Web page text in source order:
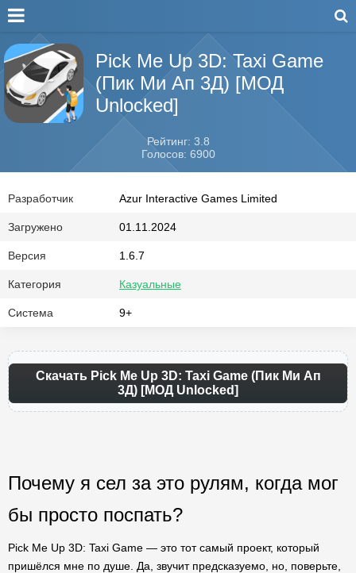
Pick Me Up 3D: Taxi Game
(Пик Ми Ап 3Д) [МОД
Unlocked]
Рейтинг: 3.8
Голосов: 6900
Разработчик Azur Interactive Games Limited
Загружено 01.11.2024
Версия 1.6.7
Категория Казуальные
Система 9+
Скачать Pick Me Up 3D: Taxi Game (Пик Ми Ап
3Д) [МОД Unlocked]
Почему я сел за это рулям, когда мог
бы просто поспать?
Pick Me Up 3D: Taxi Game — это тот самый проект, который
пришёлся мне по душе. Да, звучит предсказуемо, но, поверьте,